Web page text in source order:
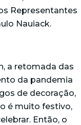
Representantes
Nauiack.
a retomada das
da pandemia
de decoração,
é muito festivo,
Então, o